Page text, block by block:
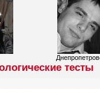
тесты